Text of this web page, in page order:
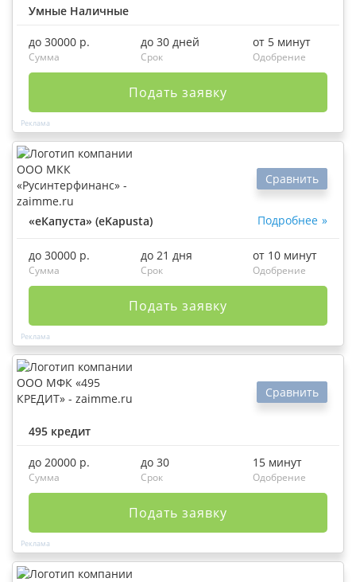
Умные Наличные
до 30000 р.
Сумма
до 30 дней
Срок
от 5 минут
Одобрение
Подать заявку
«еКапуста» (eKapusta) Подробнее
Сравнить
до 30000 р.
Сумма
до 21 дня
Срок
от 10 минут
Одобрение
Подать заявку
495 кредит
Сравнить
до 20000 р.
Сумма
до 30
Срок
15 минут
Одобрение
Подать заявку